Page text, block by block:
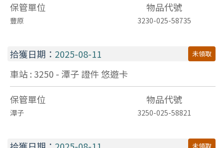
保管單位
物品代號
豐原 3230-025-58735
拾獲日期： 2025-08-11 未領取
車站 : 3250 - 潭子證件悠遊卡
保管單位
物品代號
潭子 3250-025-58821
未領取